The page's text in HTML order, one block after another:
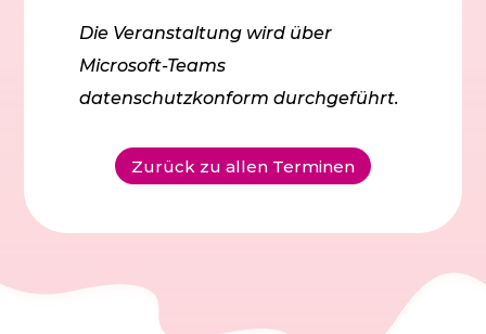
Die Veranstaltung wird über
Microsoft-Teams
datenschutzkonform durchgeführt.
Zurück zu allen Terminen